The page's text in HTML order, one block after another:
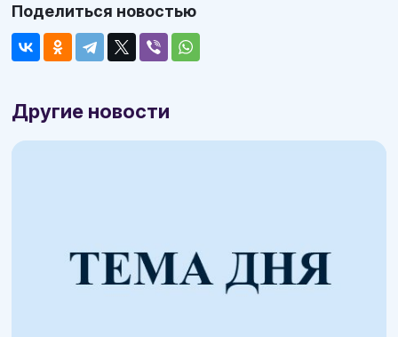
Поделиться новостью
Другие новости